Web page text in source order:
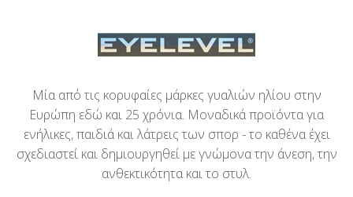
Μία από τις κορυφαίες μάρκες γυαλιών ηλίου στην
Ευρώπη εδώ και 25 χρόνια. Μοναδικά προϊόντα για
ενήλικες, παιδιά και λάτρεις των σπορ - το καθένα έχει
σχεδιαστεί και δημιουργηθεί με γνώμονα την άνεση, την
ανθεκτικότητα και το στυλ.